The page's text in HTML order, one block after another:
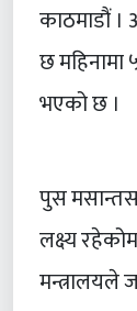
काठमाडौं ।
छ महिनामा
भएको छ ।
पुस
लक्ष्य
मन्त्रालयले